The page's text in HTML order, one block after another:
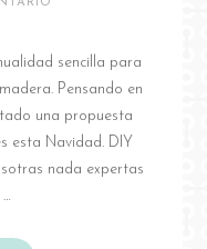
sencilla para
Pensando en
una propuesta
esta Navidad. DIY
nada expertas